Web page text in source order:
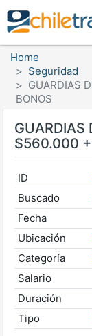
Home
Seguridad
GUARDIAS
BONOS
GUARDIAS
$560.000 +
ID
Buscado
Fecha
Ubicación
Categoría
Salario
Duración
Tipo